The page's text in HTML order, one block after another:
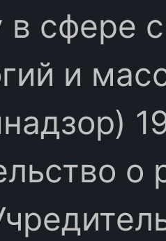
в сфере
и